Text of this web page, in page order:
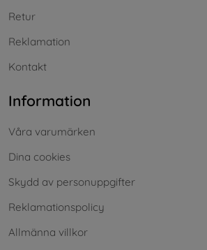
Retur
Reklamation
Kontakt
Information
Våra varumärken
Dina cookies
Skydd av personuppgifter
Reklamationspolicy
Allmänna villkor